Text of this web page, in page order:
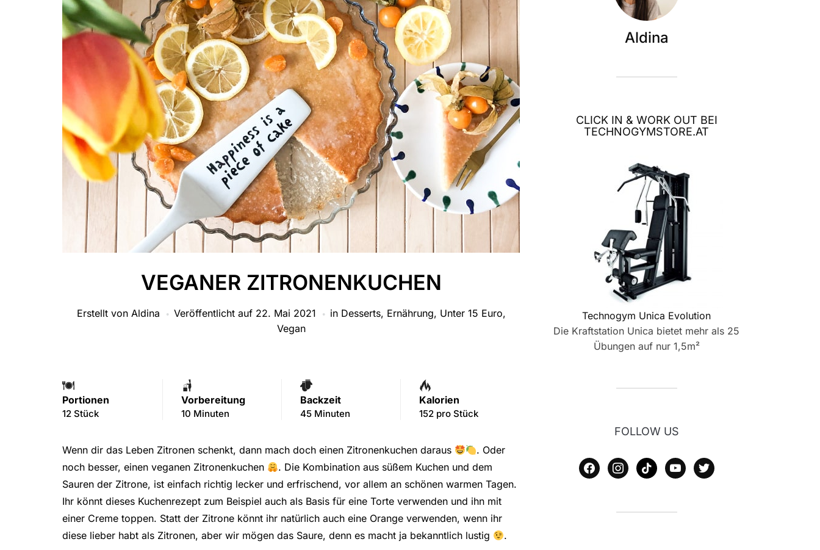
VEGANER ZITRONENKUCHEN
Erstellt von Aldina Veröffentlicht auf 22. Mai 2021 in Desserts, Ernährung, Unter 15 Euro,
Vegan
Portionen
12 Stück
Vorbereitung
10 Minuten
Backzeit
45 Minuten
Kalorien
152 pro Stück
Wenn dir das Leben Zitronen schenkt, dann mach doch einen Zitronenkuchen daraus
. Oder
noch besser, einen veganen Zitronenkuchen
. Die Kombination aus süßem Kuchen und dem
Sauren der Zitrone, ist einfach richtig lecker und erfrischend, vor allem an schönen warmen Tagen.
Ihr könnt dieses Kuchenrezept zum Beispiel auch als Basis für eine Torte verwenden und ihn mit
einer Creme toppen. Statt der Zitrone könnt ihr natürlich auch eine Orange verwenden, wenn ihr
diese lieber habt als Zitronen, aber wir mögen das Saure, denn es macht ja bekanntlich lustig
.
Aldina
CLICK IN & WORK OUT BEI
TECHNOGYMSTORE.AT
Technogym Unica Evolution
Die Kraftstation Unica bietet mehr als 25
Übungen auf nur 1,5m²
FOLLOW US
facebookinstagram
tiktok youtubetwitter